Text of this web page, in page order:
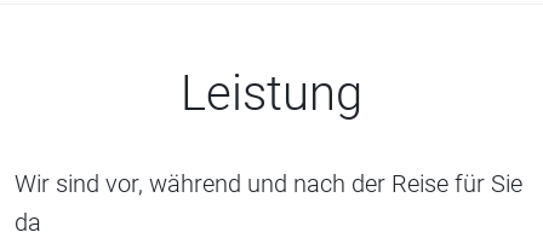
Leistung
Wir sind vor, während und nach der Reise für Sie
da